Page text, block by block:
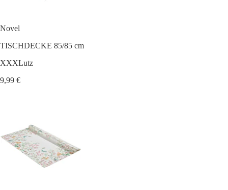
Novel
TISCHDECKE 85/85 cm
XXXLutz
9,99 €